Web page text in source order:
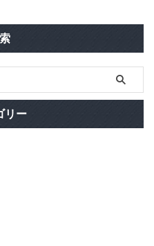
リー